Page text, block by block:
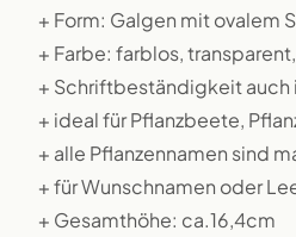
+ Form: Galgen mit ovalem
+ Farbe: farblos,
+ Schriftbeständigkeit auch
+ ideal für Pflanzbeete,
+ alle Pflanzennamen sind
+ für Wunschnamen oder
+ Gesamthöhe: ca.16,4cm